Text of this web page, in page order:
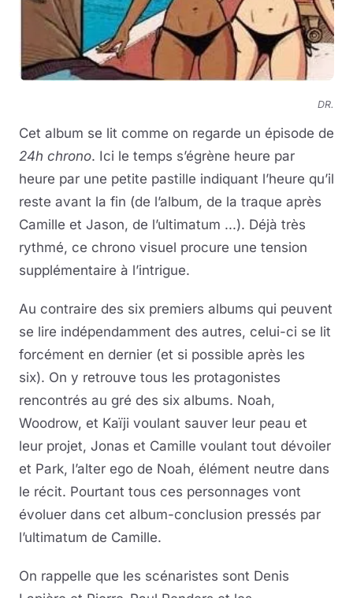
DR.
Cet album se lit comme on regarde un épisode de
24h chrono. Ici le temps s’égrène heure par
heure par une petite pastille indiquant l’heure qu’il
reste avant la fin (de l’album, de la traque après
Camille et Jason, de l’ultimatum ...). Déjà très
rythmé, ce chrono visuel procure une tension
supplémentaire à l’intrigue.
Au contraire des six premiers albums qui peuvent
se lire indépendamment des autres, celui-ci se lit
forcément en dernier (et si possible après les
six). On y retrouve tous les protagonistes
rencontrés au gré des six albums. Noah,
Woodrow, et Kaïji voulant sauver leur peau et
leur projet, Jonas et Camille voulant tout dévoiler
et Park, l’alter ego de Noah, élément neutre dans
le récit. Pourtant tous ces personnages vont
évoluer dans cet album-conclusion pressés par
l’ultimatum de Camille.
On rappelle que les scénaristes sont Denis